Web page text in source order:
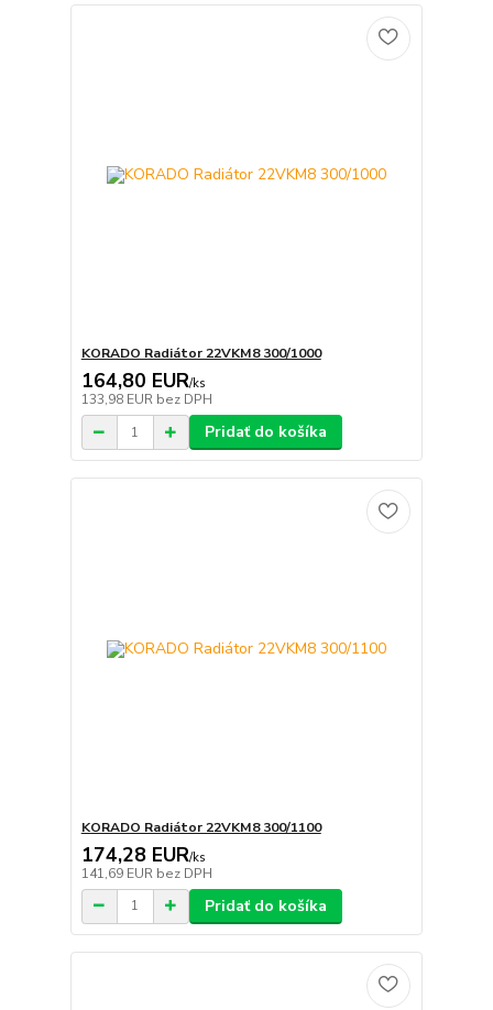
KORADO Radiátor 22VKM8 300/1000
164,80 EUR/ks
133,98 EUR bez DPH
Pridať do košíka
KORADO Radiátor 22VKM8 300/1100
174,28 EUR/ks
141,69 EUR bez DPH
Pridať do košíka